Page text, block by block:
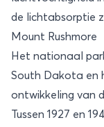
de lichtabsorptie
Mount Rushmore
Het nationaal
South Dakota en
ontwikkeling van
Tussen 1927 en